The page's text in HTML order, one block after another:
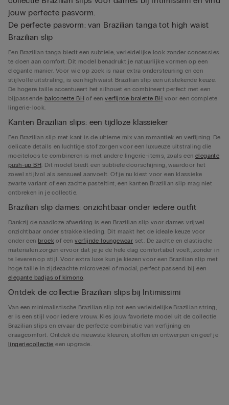
jouw perfecte pasvorm.
De perfecte pasvorm: van Brazilian tanga tot high waist
Brazilian slip
Een Brazilian tanga biedt een subtiele, verleidelijke look zonder concessies
te doen aan comfort. Dit model benadrukt je natuurlijke vormen op een
elegante manier. Voor wie op zoek is naar extra ondersteuning en een
stijlvolle uitstraling, is een high waist Brazilian slip een uitstekende keuze.
De hogere taille accentueert het silhouet en combineert perfect met een
bijpassende balconette BH of eenverfijnde bralette BH voor een complete
lingerie-look.
Kanten Brazilian slips: een tijdloze klassieker
Een Brazilian slip met kant is de ultieme mix van romantiek en verfijning. De
delicate details en luchtige stof zorgen voor een luxueuze uitstraling die
moeiteloos te combineren is met andere lingerie-items, zoals een elegante
push-up BH. Dit model biedt een subtiele doorschijning, waardoor het
zowel stijlvol als sensueel aanvoelt. Of je nu kiest voor een klassieke
zwarte variant of een zachte pasteltint, een kanten Brazilian slip mag niet
ontbreken in je collectie.
Brazilian slip dames: onzichtbaar onder iedere outfit
Dankzij de naadloze afwerking is een Brazilian slip voor dames vrijwel
onzichtbaar onder strakke kleding. Dit maakt het de ideale keuze voor
onder eenbroek of eenverfijnde loungewear set. De zachte en elastische
materialen zorgen ervoor dat je je de hele dag comfortabel voelt, zonder in
te leveren op stijl. Voor extra luxe kun je kiezen voor een Brazilian slip met
hoge taille in zijdezachte microvezel of modal, perfect passend bij een
elegante badjas of kimono.
Ontdek de collectie Brazilian slips bij Intimissimi
Van een minimalistische Brazilian slip tot een verleidelijke Brazilian string,
er is een stijl voor iedere vrouw. Kies jouw favoriete model uit de collectie
Brazilian slips en ervaar de perfecte combinatie van verfijning en
draagcomfort. Ontdek de nieuwste kleuren, stoffen en ontwerpen en geef je
lingeriecollectie een upgrade.